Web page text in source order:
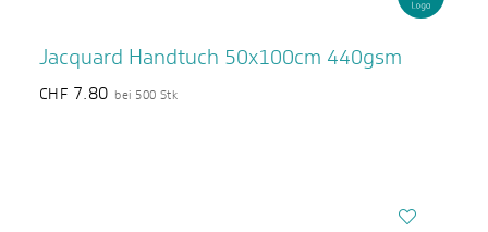
Jacquard Handtuch 50x100cm 440gsm
CHF 7.80 bei 500 Stk